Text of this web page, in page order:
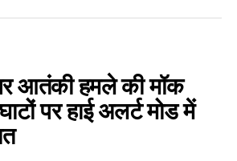
आतंकी हमले की मॉक
पर हाई अलर्ट मोड में